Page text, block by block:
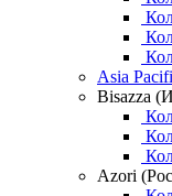
Asia
Bisazza
Azori